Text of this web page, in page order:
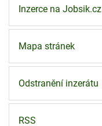
Inzerce na Jobsik.cz
Mapa stránek
Odstranění inzerátu
RSS